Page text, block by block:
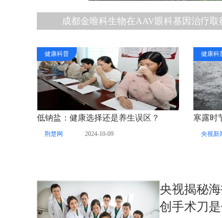
CHART研究长期随访硬核数
健康科普
低钠盐：健康选择还是养生误区？
荆楚网 2024-10-09
健康科
央视新
央视揭秘
创手术刀